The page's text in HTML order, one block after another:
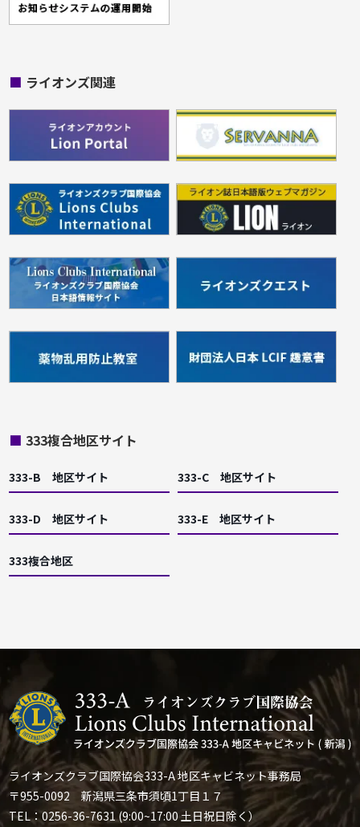
■ ライオンズ関連
■ 333複合地区サイト
333-B 地区サイト 333-C 地区サイト
333-D 地区サイト 333-E 地区サイト
333複合地区
ライオンズクラブ国際協会333-A 地区キャビネット事務局
〒955-0092 新潟県三条市須頃1丁目１７
TEL：0256-36-7631 (9:00~17:00 土日祝日除く）